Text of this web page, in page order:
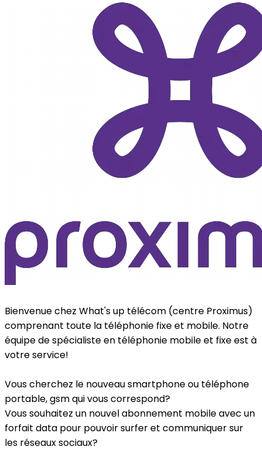
Bienvenue chez What's up télécom (centre Proximus)
comprenant toute la téléphonie fixe et mobile. Notre
équipe de spécialiste en téléphonie mobile et fixe est à
votre service!
Vous cherchez le nouveau smartphone ou téléphone
portable, gsm qui vous correspond?
Vous souhaitez un nouvel abonnement mobile avec un
forfait data pour pouvoir surfer et communiquer sur
les réseaux sociaux?